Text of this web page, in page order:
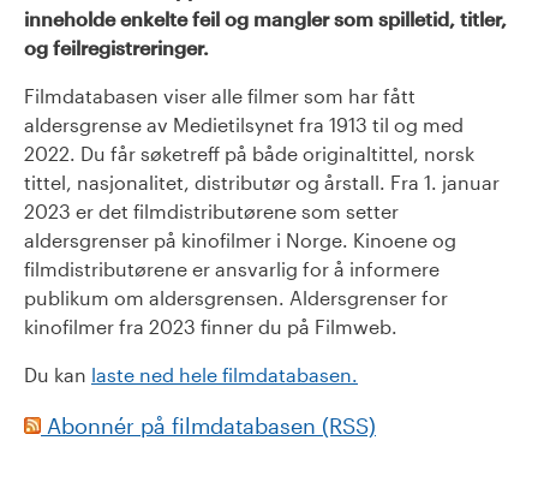
inneholde enkelte feil og mangler som spilletid, titler,
og feilregistreringer.
Filmdatabasen viser alle filmer som har fått
aldersgrense av Medietilsynet fra 1913 til og med
2022. Du får søketreff på både originaltittel, norsk
tittel, nasjonalitet, distributør og årstall. Fra 1. januar
2023 er det filmdistributørene som setter
aldersgrenser på kinofilmer i Norge. Kinoene og
filmdistributørene er ansvarlig for å informere
publikum om aldersgrensen. Aldersgrenser for
kinofilmer fra 2023 finner du på Filmweb.
Du kan laste ned hele filmdatabasen.
Abonnér på filmdatabasen (RSS)